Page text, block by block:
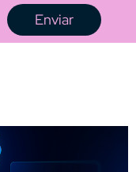
Enviar